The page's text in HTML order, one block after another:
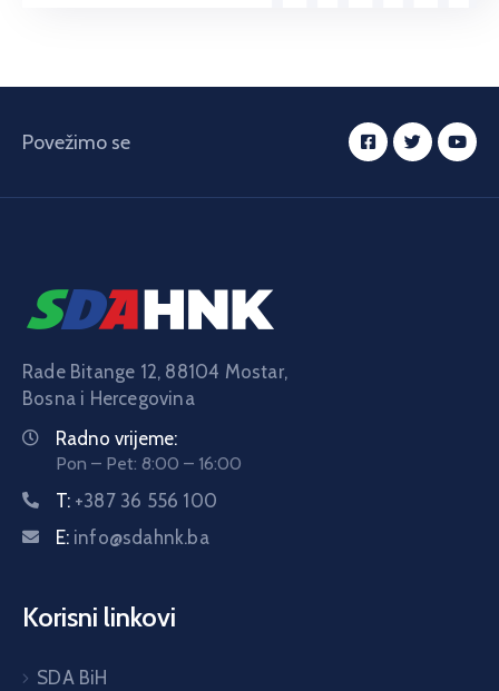
Povežimo se
Rade Bitange 12, 88104 Mostar,
Bosna i Hercegovina
Radno vrijeme:
Pon – Pet: 8:00 – 16:00
T: +387 36 556 100
E: info@sdahnk.ba
Korisni linkovi
SDA BiH